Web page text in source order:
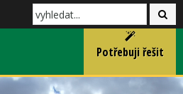
Potřebuji řešit